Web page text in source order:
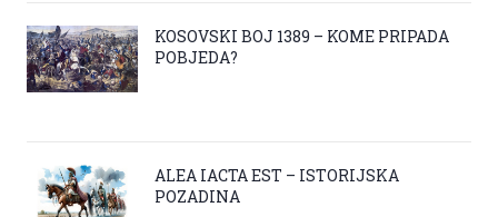
KOSOVSKI BOJ 1389 – KOME PRIPADA
POBJEDA?
ALEA IACTA EST – ISTORIJSKA
POZADINA